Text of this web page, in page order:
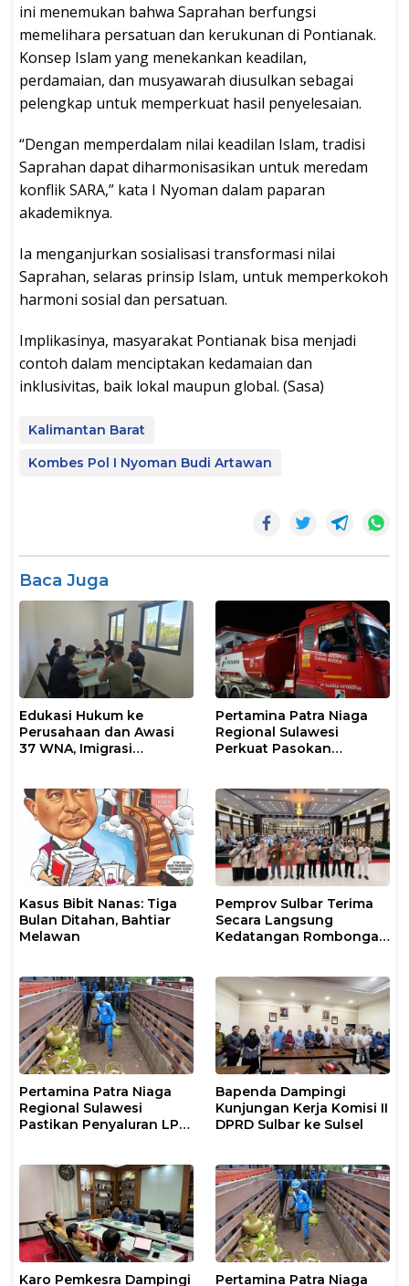
ini menemukan bahwa Saprahan berfungsi
memelihara persatuan dan kerukunan di Pontianak.
Konsep Islam yang menekankan keadilan,
perdamaian, dan musyawarah diusulkan sebagai
pelengkap untuk memperkuat hasil penyelesaian.
“Dengan memperdalam nilai keadilan Islam, tradisi
Saprahan dapat diharmonisasikan untuk meredam
konflik SARA,” kata I Nyoman dalam paparan
akademiknya.
Ia menganjurkan sosialisasi transformasi nilai
Saprahan, selaras prinsip Islam, untuk memperkokoh
harmoni sosial dan persatuan.
Implikasinya, masyarakat Pontianak bisa menjadi
contoh dalam menciptakan kedamaian dan
inklusivitas, baik lokal maupun global. (Sasa)
Kalimantan Barat
Kombes Pol I Nyoman Budi Artawan
Baca Juga
Edukasi Hukum ke
Perusahaan dan Awasi
37 WNA, Imigrasi
Pangkep
Pertamina Patra Niaga
Regional Sulawesi
Perkuat Pasokan
Kasus Bibit Nanas: Tiga
Bulan Ditahan, Bahtiar
Melawan
Pemprov Sulbar Terima
Secara Langsung
Kedatangan Rombongan
Pertamina Patra Niaga
Regional Sulawesi
Pastikan Penyaluran LPG
Pasokan Selama Periode
Hari Raya Idul adha
Bapenda Dampingi
Kunjungan Kerja Komisi II
DPRD Sulbar ke Sulsel
Karo Pemkesra Dampingi Pertamina Patra Niaga